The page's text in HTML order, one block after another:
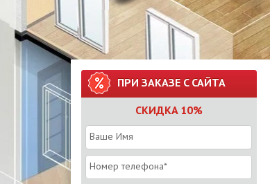
ПРИ ЗАКАЗЕ С САЙТА
СКИДКА 10%